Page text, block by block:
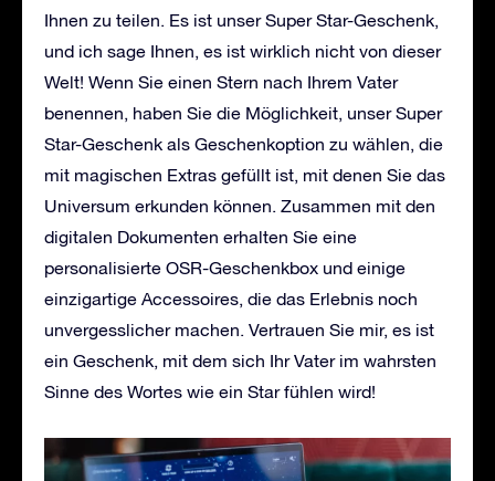
Ihnen zu teilen. Es ist unser Super Star-Geschenk,
und ich sage Ihnen, es ist wirklich nicht von dieser
Welt! Wenn Sie einen Stern nach Ihrem Vater
benennen, haben Sie die Möglichkeit, unser Super
Star-Geschenk als Geschenkoption zu wählen, die
mit magischen Extras gefüllt ist, mit denen Sie das
Universum erkunden können. Zusammen mit den
digitalen Dokumenten erhalten Sie eine
personalisierte OSR-Geschenkbox und einige
einzigartige Accessoires, die das Erlebnis noch
unvergesslicher machen. Vertrauen Sie mir, es ist
ein Geschenk, mit dem sich Ihr Vater im wahrsten
Sinne des Wortes wie ein Star fühlen wird!